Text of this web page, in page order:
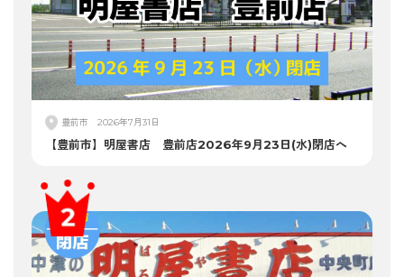
豊前市 2026年7月31日
【豊前市】明屋書店 豊前店2026年9月23日(水)閉店へ